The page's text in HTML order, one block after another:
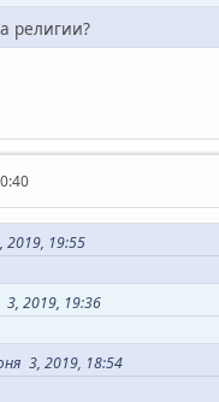
религии?
19:55
2019, 19:36
3, 2019, 18:54